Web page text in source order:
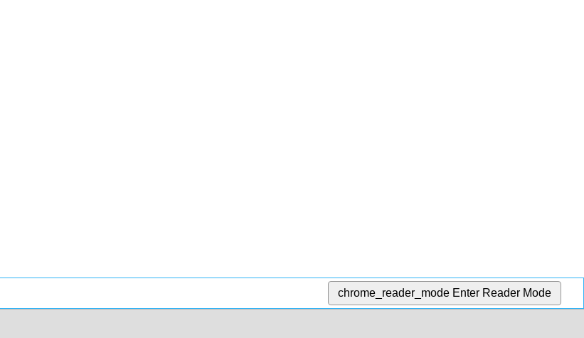
chrome_reader_mode Enter Reader Mode